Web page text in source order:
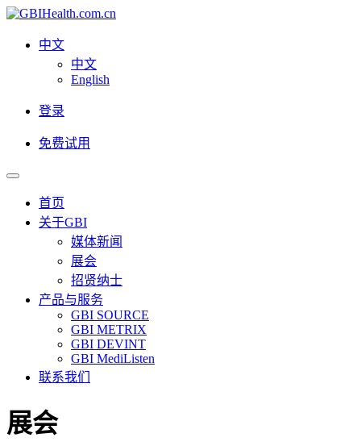
中文
中文
English
登录
免费试用
首页
关于GBI
媒体新闻
展会
招贤纳士
产品与服务
GBI SOURCE
GBI METRIX
GBI DEVINT
GBI MediListen
联系我们
展会